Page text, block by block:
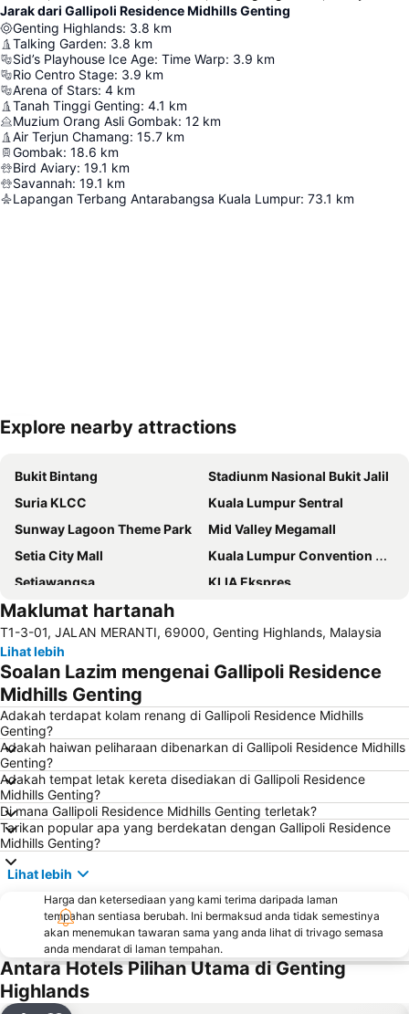
Jarak dari Gallipoli Residence Midhills Genting
Genting Highlands: 3.8 km
Talking Garden: 3.8 km
Sid’s Playhouse Ice Age: Time Warp: 3.9 km
Rio Centro Stage: 3.9 km
Arena of Stars: 4 km
Tanah Tinggi Genting: 4.1 km
Muzium Orang Asli Gombak: 12 km
Air Terjun Chamang: 15.7 km
Gombak: 18.6 km
Bird Aviary: 19.1 km
Savannah: 19.1 km
Lapangan Terbang Antarabangsa Kuala Lumpur: 73.1 km
Kembangkan peta
Explore nearby attractions
Bukit Bintang
Stadiunm Nasional Bukit Jalil
Suria KLCC
Kuala Lumpur Sentral
Sunway Lagoon Theme Park
Mid Valley Megamall
Setia City Mall
Kuala Lumpur Convention Centre
Setiawangsa
KLIA Ekspres
Terminal Bersepadu Selatan
Dataran Merdeka
Aquaria
Masjid Jamek
One Utama Shopping Centre
Menara Berkembar Petronas
Jalan Tun Razak
Zoo Negara
Pasar Seni
Batu Caves
Jalan Petaling
Menara KL
1 Utama
Chinatown
Taman KLCC
Kuala Gandah Elephant Conservation Centre
The Curve
Bukit Melawati
Monorail
Tropicana City Mall
Kepong Forestry Park - FRIM
Sultan Abdul Samad Building
Masjid Negara
Little India
Kuala Lumpur Golf & Country Club
KL Festival City
Maklumat hartanah
T1-3-01, JALAN MERANTI, 69000, Genting Highlands, Malaysia
Lihat lebih
Soalan Lazim mengenai Gallipoli Residence
Midhills Genting
Adakah terdapat kolam renang di Gallipoli Residence Midhills
Genting?
Adakah haiwan peliharaan dibenarkan di Gallipoli Residence Midhills
Genting?
Adakah tempat letak kereta disediakan di Gallipoli Residence
Midhills Genting?
Di mana Gallipoli Residence Midhills Genting terletak?
Tarikan popular apa yang berdekatan dengan Gallipoli Residence
Midhills Genting?
Lihat lebih
Harga dan ketersediaan yang kami terima daripada laman
tempahan sentiasa berubah. Ini bermaksud anda tidak semestinya
akan menemukan tawaran sama yang anda lihat di trivago semasa
anda mendarat di laman tempahan.
Antara Hotels Pilihan Utama di Genting
Highlands